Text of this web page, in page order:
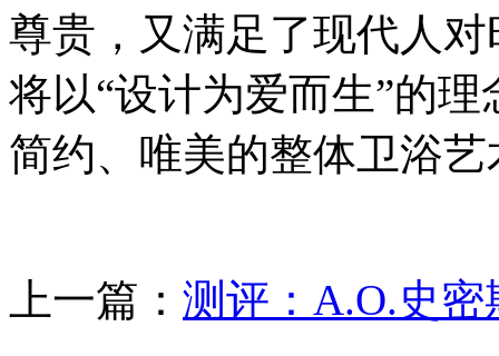
尊贵，又满足了现代人
将以“设计为爱而生”的
简约、唯美的整体卫浴
上一篇： 测评：A.O.史